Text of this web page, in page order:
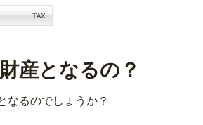
産となるの？
なるのでしょうか？